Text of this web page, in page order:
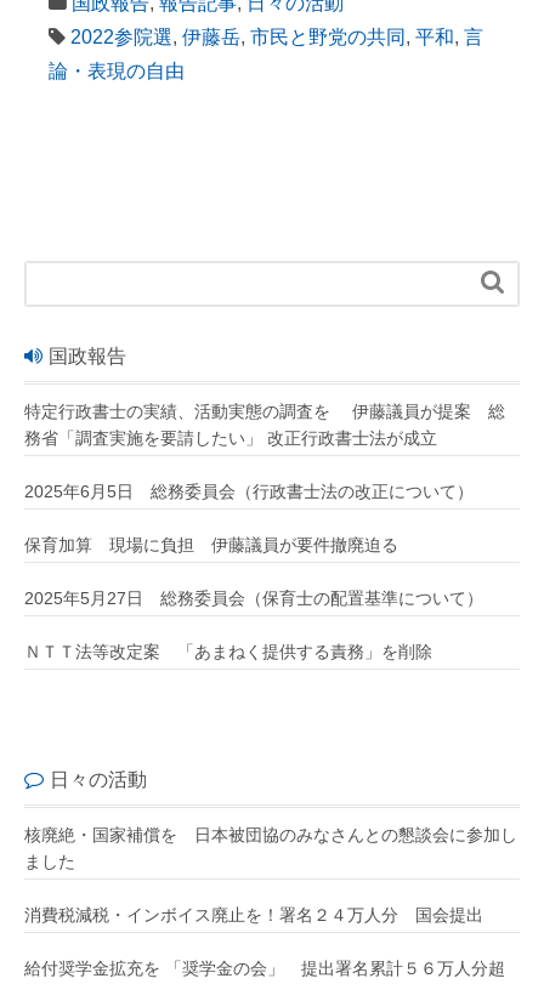
2022参院選, 伊藤岳, 市民と野党の共同 , 平和, 言
論・表現の自由

国政報告
特定行政書士の実績、活動実態の調査を 伊藤議員が提案 総
務省「調査実施を要請したい」 改正行政書士法が成立
2025年6月5日 総務委員会（行政書士法の改正について）
保育加算 現場に負担 伊藤議員が要件撤廃迫る
2025年5月27日 総務委員会（保育士の配置基準について）
ＮＴＴ法等改定案 「あまねく提供する責務」を削除
日々の活動
核廃絶・国家補償を 日本被団協のみなさんとの懇談会に参加し
ました
消費税減税・インボイス廃止を！署名２４万人分 国会提出
給付奨学金拡充を 「奨学金の会」 提出署名累計５６万人分超